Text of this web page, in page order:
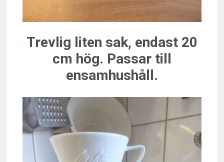
Trevlig liten sak, endast 20
cm hög. Passar till
ensamhushåll.